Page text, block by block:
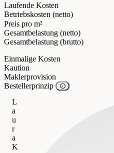
Laufende Kosten
Betriebskosten (netto)
Preis pro m²
Gesamtbelastung (netto)
Gesamtbelastung (brutto)
Einmalige Kosten
Kaution
Maklerprovision
Bestellerprinzip
L
a
u
r
a
K